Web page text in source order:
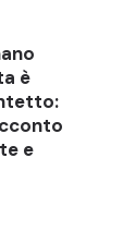
è
e